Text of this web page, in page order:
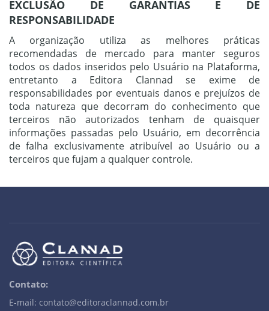
EXCLUSÃO DE GARANTIAS E DE
RESPONSABILIDADE
A organização utiliza as melhores práticas
recomendadas de mercado para manter seguros
todos os dados inseridos pelo Usuário na Plataforma,
entretanto a Editora Clannad se exime de
responsabilidades por eventuais danos e prejuízos de
toda natureza que decorram do conhecimento que
terceiros não autorizados tenham de quaisquer
informações passadas pelo Usuário, em decorrência
de falha exclusivamente atribuível ao Usuário ou a
terceiros que fujam a qualquer controle.
Contato:
E-mail: contato@editoraclannad.com.br